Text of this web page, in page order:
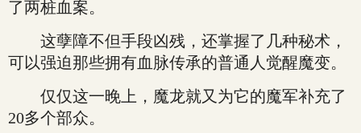
了两桩血案。
这孽障不但手段凶残，还掌握了几种秘术，
可以强迫那些拥有血脉传承的普通人觉醒魔变。
仅仅这一晚上，魔龙就又为它的魔军补充了
20多个部众。